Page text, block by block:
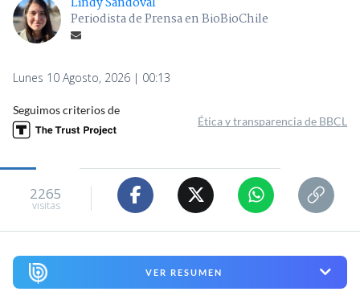
Periodista de Prensa en BioBioChile
Lunes 10 Agosto, 2026 | 00:13
Seguimos criterios de
Ética y transparencia de BBCL
2265
visitas
VER RESUMEN